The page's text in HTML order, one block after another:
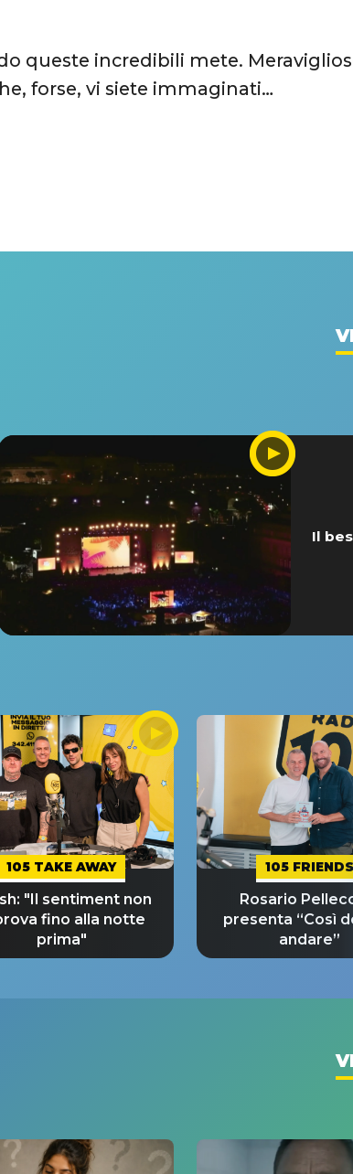
queste incredibili mete.
forse, vi siete immaginati…
Il
105 TAKE AWAY
"Il sentiment non
fino alla notte
prima"
105 FRIENDS
Rosario
presenta “Così
andare”